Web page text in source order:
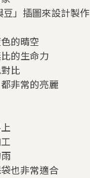
」插圖來設計製作
的晴空
的生命力
比
非常的亮麗
也非常適合